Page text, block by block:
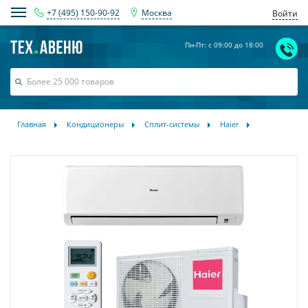
+7 (495) 150-90-92 Москва Войти
Пн-Пт: с 09:00 до 18:00
Главная Кондиционеры Сплит-системы Haier